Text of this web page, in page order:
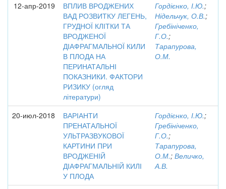
12-апр-2019
ВПЛИВ ВРОДЖЕНИХ
ВАД РОЗВИТКУ ЛЕГЕНЬ,
ГРУДНОЇ КЛІТКИ ТА
ВРОДЖЕНОЇ
ДІАФРАГМАЛЬНОЇ КИЛИ
В ПЛОДА НА
ПЕРИНАТАЛЬНІ
ПОКАЗНИКИ. ФАКТОРИ
РИЗИКУ (огляд
літератури)
Гордієнко, І.Ю.;
Нідельчук, О.В.;
Гребініченко,
Г.О.;
Тарапурова,
О.М.
20-июл-2018
ВАРІАНТИ
ПРЕНАТАЛЬНОЇ
УЛЬТРАЗВУКОВОЇ
КАРТИНИ ПРИ
ВРОДЖЕНІЙ
ДІАФРАГМАЛЬНІЙ КИЛІ
У ПЛОДА
Гордієнко, І.Ю.;
Гребініченко,
Г.О.;
Тарапурова,
О.М.; Величко,
А.В.